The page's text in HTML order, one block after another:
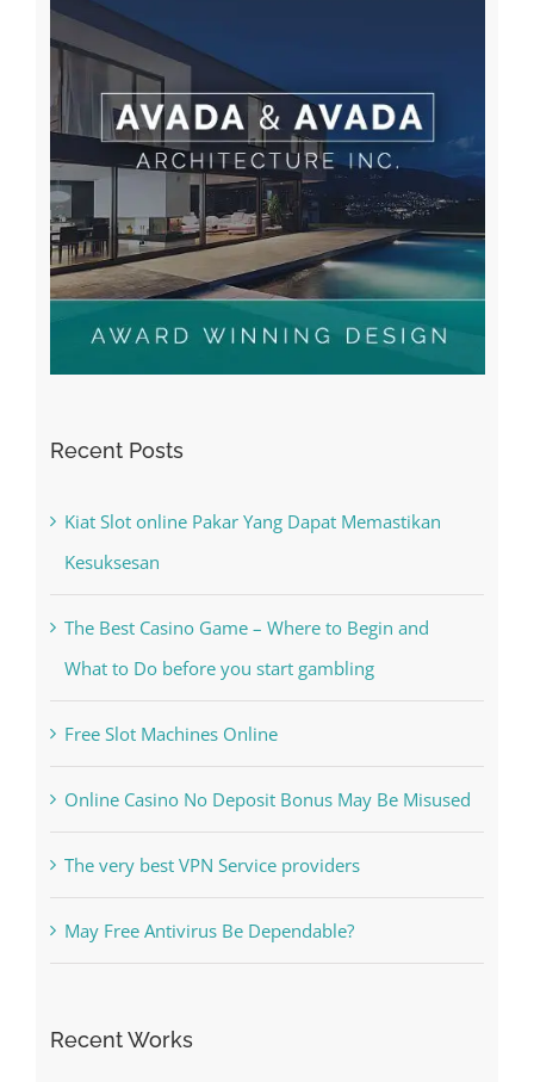
Kesuksesan
The Best Casino Game – Where to Begin and
What to Do before you start gambling
Free Slot Machines Online
Online Casino No Deposit Bonus May Be Misused
The very best VPN Service providers